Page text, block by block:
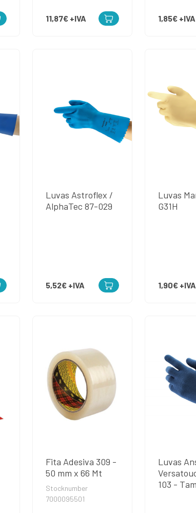
11,87€ +IVA 1,85€ +IVA
Luvas Astroflex /
AlphaTec 87-029
5,52€ +IVA
Luvas
G31H
1,90€ +IVA
Fita Adesiva 309 -
50 mm x 66 Mt
Stocknumber
7000095501
Luvas
103 -